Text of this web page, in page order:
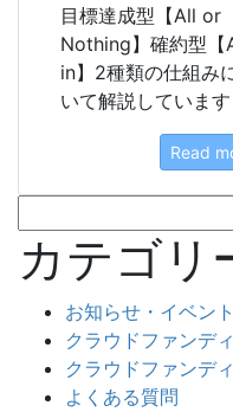
目標達成型【All or
Nothing】確約型【
in】2種類の仕組み
いて解説しています
Read
索:
カテゴリ
お知らせ・イベン
クラウドファンデ
クラウドファンデ
よくある質問